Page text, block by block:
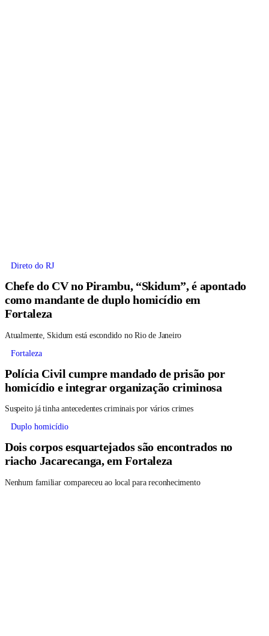
Direto do RJ
Chefe do CV no Pirambu, “Skidum”, é apontado
como mandante de duplo homicídio em
Fortaleza
Atualmente, Skidum está escondido no Rio de Janeiro
Fortaleza
Polícia Civil cumpre mandado de prisão por
homicídio e integrar organização criminosa
Suspeito já tinha antecedentes criminais por vários crimes
Duplo homicídio
Dois corpos esquartejados são encontrados no
riacho Jacarecanga, em Fortaleza
Nenhum familiar compareceu ao local para reconhecimento